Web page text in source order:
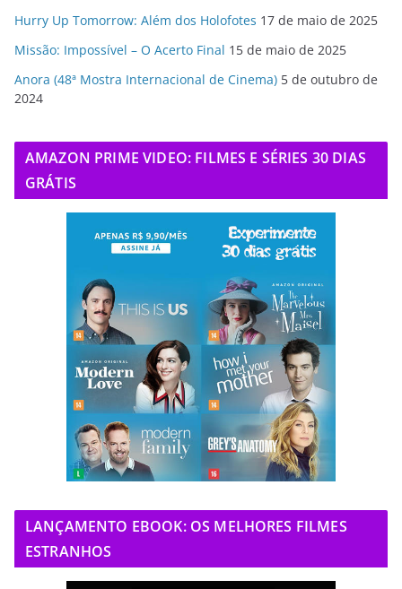
Hurry Up Tomorrow: Além dos Holofotes 17 de maio de 2025
Missão: Impossível – O Acerto Final 15 de maio de 2025
Anora (48ª Mostra Internacional de Cinema) 5 de outubro de
2024
AMAZON PRIME VIDEO: FILMES E SÉRIES 30 DIAS
GRÁTIS
LANÇAMENTO EBOOK: OS MELHORES FILMES
ESTRANHOS